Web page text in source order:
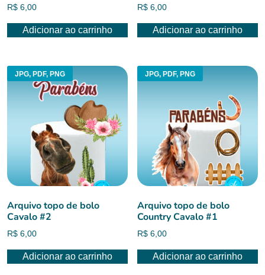
R$ 6,00
Adicionar ao carrinho
R$ 6,00
Adicionar ao carrinho
JPG, PDF, PNG
Arquivo topo de bolo
Cavalo #2
R$ 6,00
Adicionar ao carrinho
JPG, PDF, PNG
Arquivo topo de bolo
Country Cavalo #1
R$ 6,00
Adicionar ao carrinho